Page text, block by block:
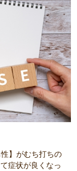
】がむち打ちの
症状が良くなっ